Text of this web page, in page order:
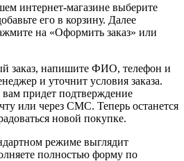
интернет-магазине выберите
его в корзину. Далее
на «Оформить заказ» или
заказ, напишите ФИО, телефон и
и уточнит условия заказа.
вам придет подтверждение
или через СМС. Теперь останется
новой покупке.
режиме выглядит
полностью форму по